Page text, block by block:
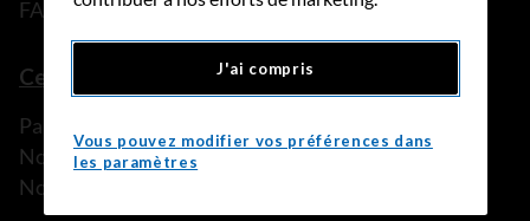
FAQ
Ce que nous pouvons faire
Parler à une personne de confiance
Nos programmes et services
Nos ressources
J'ai compris
Vous pouvez modifier vos préférences dans
les paramètres